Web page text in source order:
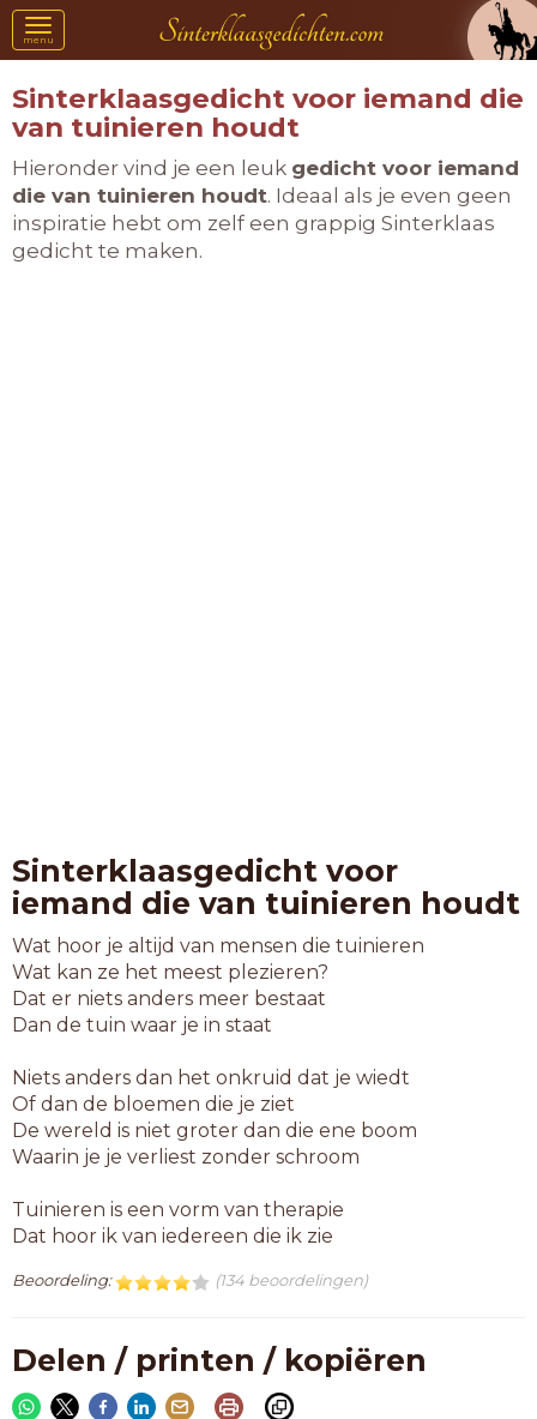
Toggle
navigation
menu
Sinterklaasgedicht voor iemand die
van tuinieren houdt
Hieronder vind je een leuk gedicht voor iemand
die van tuinieren houdt. Ideaal als je even geen
inspiratie hebt om zelf een grappig Sinterklaas
gedicht te maken.
Sinterklaasgedicht voor
iemand die van tuinieren houdt
Wat hoor je altijd van mensen die tuinieren
Wat kan ze het meest plezieren?
Dat er niets anders meer bestaat
Dan de tuin waar je in staat
Niets anders dan het onkruid dat je wiedt
Of dan de bloemen die je ziet
De wereld is niet groter dan die ene boom
Waarin je je verliest zonder schroom
Tuinieren is een vorm van therapie
Dat hoor ik van iedereen die ik zie
Beoordeling: (134 beoordelingen)
Delen / printen / kopiëren